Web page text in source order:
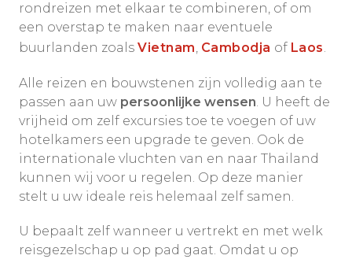
rondreizen met elkaar te combineren, of om
een overstap te maken naar eventuele
buurlanden zoals Vietnam, Cambodja of Laos.
Alle reizen en bouwstenen zijn volledig aan te
passen aan uw persoonlijke wensen. U heeft de
vrijheid om zelf excursies toe te voegen of uw
hotelkamers een upgrade te geven. Ook de
internationale vluchten van en naar Thailand
kunnen wij voor u regelen. Op deze manier
stelt u uw ideale reis helemaal zelf samen.
U bepaalt zelf wanneer u vertrekt en met welk
reisgezelschap u op pad gaat. Omdat u op